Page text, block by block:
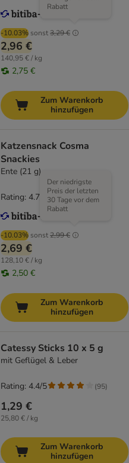
-10.03% sonst3,29 €
Rabatt
2,96 €
140,95 € / kg
2,75 €
Zum Warenkorb
hinzufügen
Katzensnack Cosma
Snackies
Ente (21 g)
-10.03% sonst2,99 €
Der niedrigste
Preis der letzten
30 Tage vor dem
Rabatt
2,69 €
128,10 € / kg
2,50 €
Rating: 4.7/5 (166
Zum Warenkorb
hinzufügen
Catessy Sticks 10 x 5 g
mit Geflügel & Leber
1,29 €
25,80 € / kg
Rating: 4.4/5 (95)
Zum Warenkorb
hinzufügen